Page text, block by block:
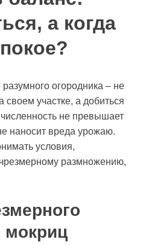
а когда
огородника – не
своем участке, а добиться
не превышает
наносит вреда урожаю.
условия,
размножению,
мокриц